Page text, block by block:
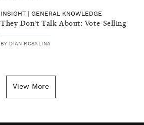
INSIGHT GENERAL KNOWLEDGE
They Don't Talk About: Vote-Selling
BY DIAN ROSALINA
View More